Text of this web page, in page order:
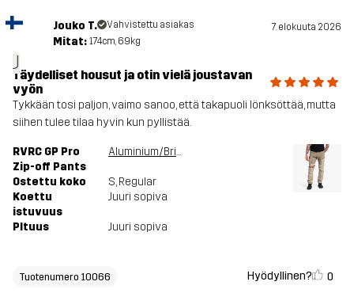
J
Jouko T. Vahvistettu asiakas 7. elokuuta 2026
Mitat: 174cm, 69kg
Täydelliset housut ja otin vielä joustavan
vyön
Tykkään tosi paljon, vaimo sanoo, että takapuoli lönksöttää, mutta
siihen tulee tilaa hyvin kun pyllistää.
RVRC GP Pro
Zip-off Pants
Aluminium/Brindle
Ostettu koko S, Regular
Koettu
istuvuus
Juuri sopiva
PItuus Juuri sopiva
Tuotenumero 10066 Hyödyllinen? 0